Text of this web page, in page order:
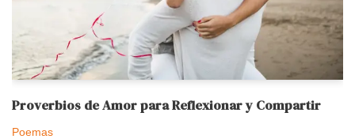
Proverbios de Amor para Reflexionar y Compartir
Poemas